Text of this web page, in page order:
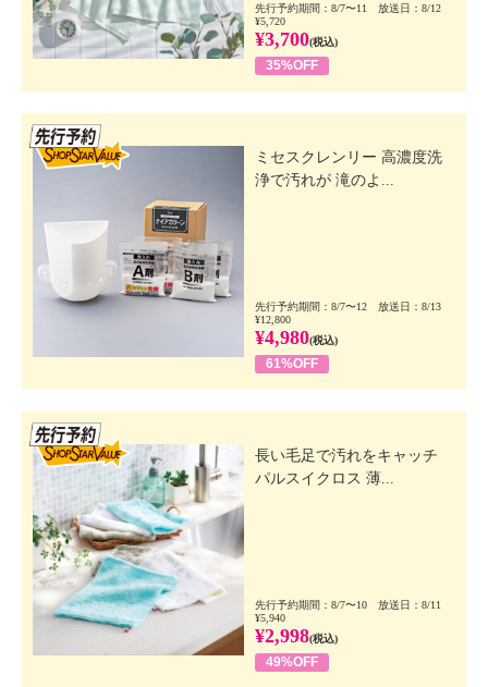
先行予約期間：8/7〜11 放送日：8/12
¥5,720
¥3,700(税込)
35%OFF
ミセスクレンリー 高濃度洗
浄で汚れが 滝のよ...
先行予約期間：8/7〜12 放送日：8/13
¥12,800
¥4,980(税込)
61%OFF
長い毛足で汚れをキャッチ
パルスイクロス 薄...
先行予約期間：8/7〜10 放送日：8/11
¥5,940
¥2,998(税込)
49%OFF